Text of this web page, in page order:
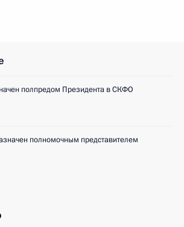
полпредом Президента в СКФО
полномочным представителем